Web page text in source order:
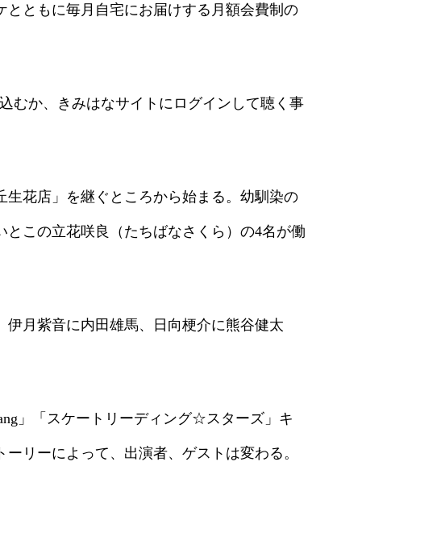
とともに毎月自宅にお届けする月額会費制の
むか、きみはなサイトにログインして聴く事
花店」を継ぐところから始まる。幼馴染の
この立花咲良（たちばなさくら）の4名が働
月紫音に内田雄馬、日向梗介に熊谷健太
」「スケートリーディング☆スターズ」キ
リーによって、出演者、ゲストは変わる。